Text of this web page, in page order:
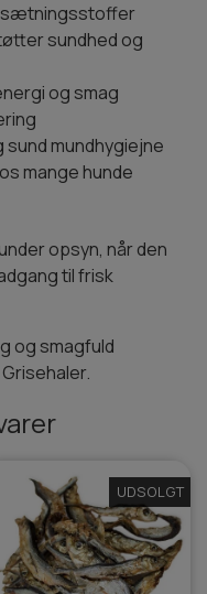
sundhed og
og smag
mundhygiejne
mange hunde
opsyn, når den
til frisk
og smagfuld
UDSOLGT